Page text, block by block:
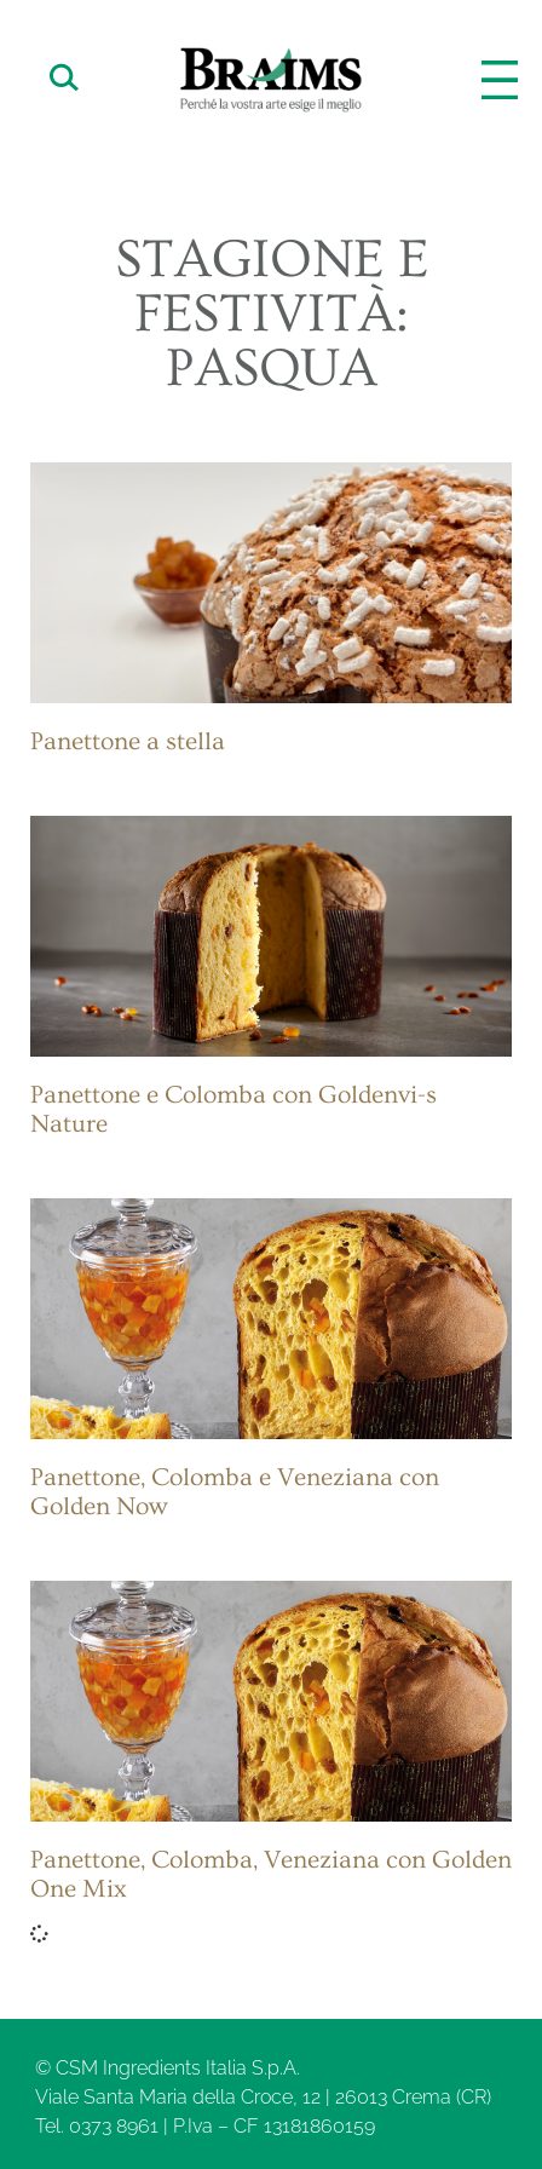
STAGIONE E
FESTIVITÀ:
PASQUA
Panettone a stella
Panettone e Colomba con Goldenvi-s
Nature
Panettone, Colomba e Veneziana con
Golden Now
Panettone, Colomba, Veneziana con Golden
One Mix
© CSM Ingredients Italia S.p.A.
Viale Santa Maria della Croce, 12 | 26013 Crema (CR)
Tel. 0373 8961 | P.Iva – CF 13181860159